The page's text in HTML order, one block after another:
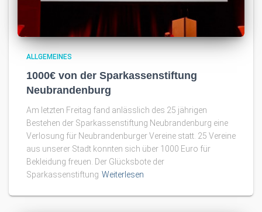
ALLGEMEINES
1000€ von der Sparkassenstiftung
Neubrandenburg
Am letzten Freitag fand anlässlich des 25 jährigen
Bestehen der Sparkassenstiftung Neubrandenburg eine
Verlosung für Neubrandenburger Vereine statt. 25 Vereine
aus unserer Stadt konnten sich über 1000 Euro für
Bekleidung freuen. Der Glücksbote der
Sparkassenstiftung Weiterlesen